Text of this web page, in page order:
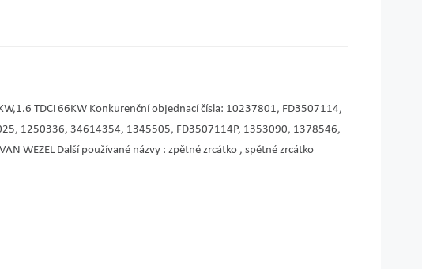
TDCi 66KW Konkurenční objednací čísla: 10237801, FD3507114,
1250336, 34614354, 1345505, FD3507114P, 1353090, 1378546,
WEZEL Další používané názvy : zpětné zrcátko , spětné zrcátko